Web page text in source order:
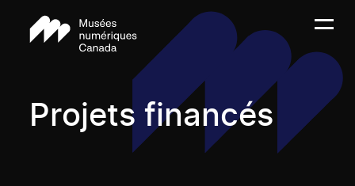
Projets financés